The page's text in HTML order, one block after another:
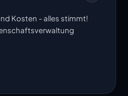
Kosten - alles stimmt!